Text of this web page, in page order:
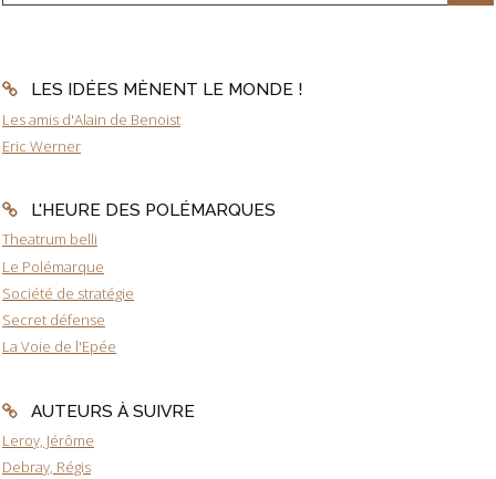
LES IDÉES MÈNENT LE MONDE !
Les amis d'Alain de Benoist
Eric Werner
L'HEURE DES POLÉMARQUES
Theatrum belli
Le Polémarque
Société de stratégie
Secret défense
La Voie de l'Epée
AUTEURS À SUIVRE
Leroy, Jérôme
Debray, Régis